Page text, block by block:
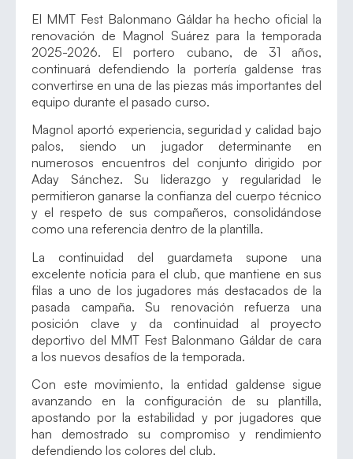
El MMT Fest Balonmano Gáldar ha hecho oficial la
renovación de Magnol Suárez para la temporada
2025-2026. El portero cubano, de 31 años,
continuará defendiendo la portería galdense tras
convertirse en una de las piezas más importantes del
equipo durante el pasado curso.
Magnol aportó experiencia, seguridad y calidad bajo
palos, siendo un jugador determinante en
numerosos encuentros del conjunto dirigido por
Aday Sánchez. Su liderazgo y regularidad le
permitieron ganarse la confianza del cuerpo técnico
y el respeto de sus compañeros, consolidándose
como una referencia dentro de la plantilla.
La continuidad del guardameta supone una
excelente noticia para el club, que mantiene en sus
filas a uno de los jugadores más destacados de la
pasada campaña. Su renovación refuerza una
posición clave y da continuidad al proyecto
deportivo del MMT Fest Balonmano Gáldar de cara
a los nuevos desafíos de la temporada.
Con este movimiento, la entidad galdense sigue
avanzando en la configuración de su plantilla,
apostando por la estabilidad y por jugadores que
han demostrado su compromiso y rendimiento
defendiendo los colores del club.